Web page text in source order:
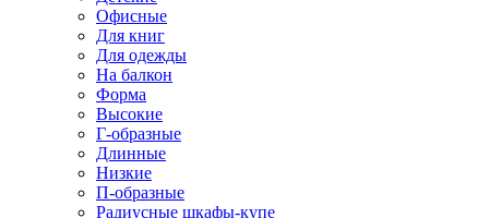
Офисные
Для книг
Для одежды
На балкон
Форма
Высокие
Г-образные
Длинные
Низкие
П-образные
Радиусные шкафы-купе